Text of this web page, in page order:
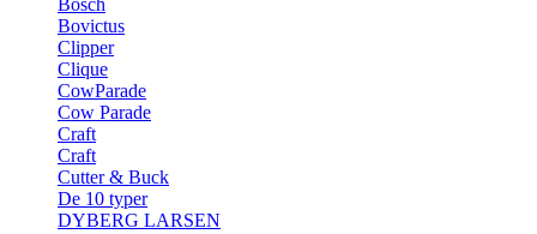
Bosch
Bovictus
Clipper
Clique
CowParade
Cow Parade
Craft
Craft
Cutter & Buck
De 10 typer
DYBERG LARSEN